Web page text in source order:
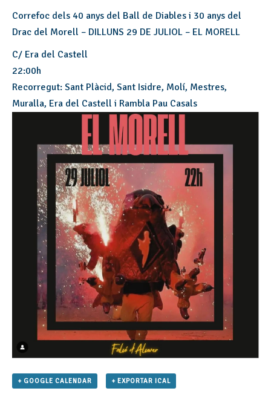
Correfoc dels 40 anys del Ball de Diables i 30 anys del
Drac del Morell – DILLUNS 29 DE JULIOL – EL MORELL
C/ Era del Castell
22:00h
Recorregut: Sant Plàcid, Sant Isidre, Molí, Mestres,
Muralla, Era del Castell i Rambla Pau Casals
+ GOOGLE CALENDAR + EXPORTAR ICAL